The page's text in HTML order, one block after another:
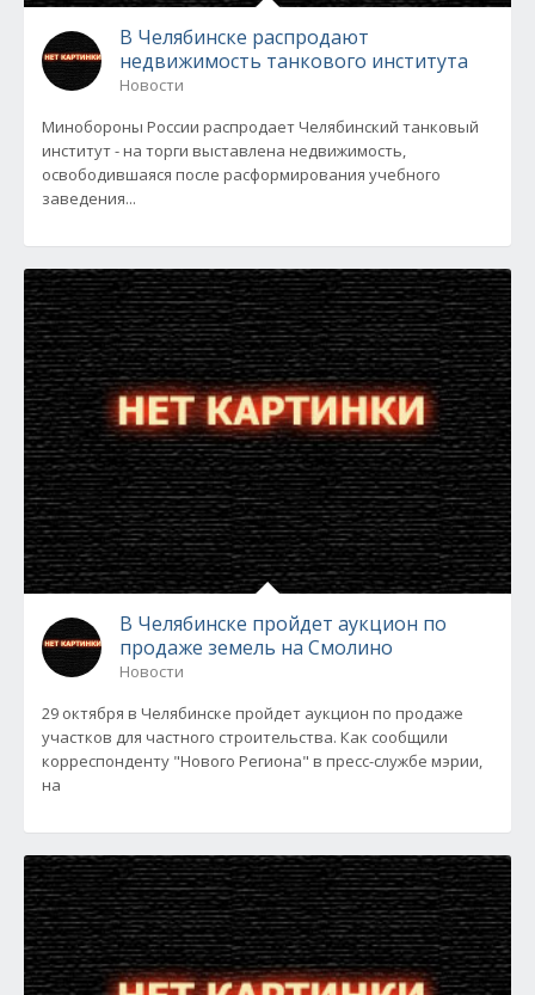
В Челябинске распродают
недвижимость танкового института
Новости
Минобороны России распродает Челябинский танковый
институт - на торги выставлена недвижимость,
освободившаяся после расформирования учебного
заведения...
В Челябинске пройдет аукцион по
продаже земель на Смолино
Новости
29 октября в Челябинске пройдет аукцион по продаже
участков для частного строительства. Как сообщили
корреспонденту "Нового Региона" в пресс-службе мэрии,
на